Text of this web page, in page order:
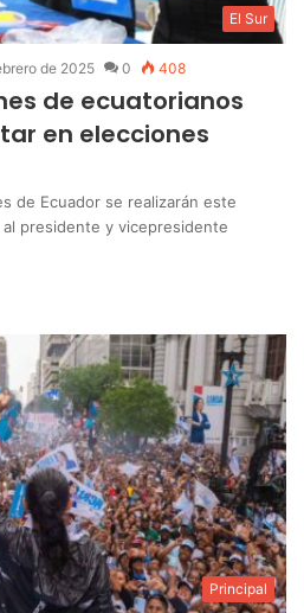
El Sur
de 2025 0 408
de ecuatorianos
en elecciones
de Ecuador se realizarán este
presidente y vicepresidente
Principal